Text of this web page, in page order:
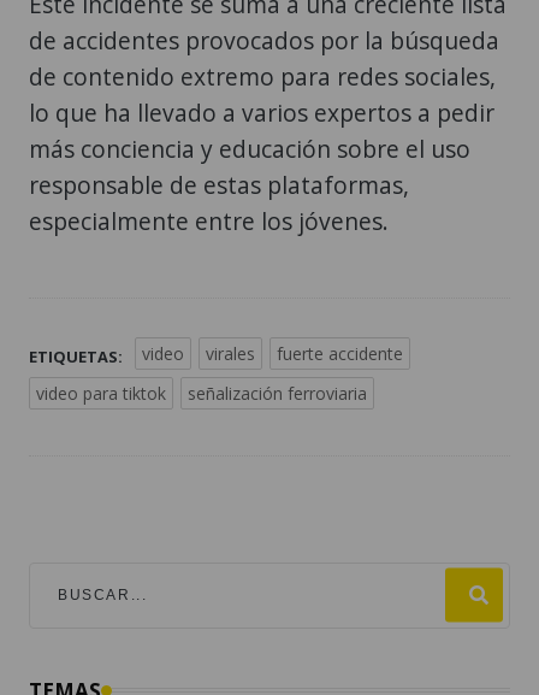
de accidentes provocados por la búsqueda
de contenido extremo para redes sociales,
lo que ha llevado a varios expertos a pedir
más conciencia y educación sobre el uso
responsable de estas plataformas,
especialmente entre los jóvenes.
ETIQUETAS: video virales
fuerte accidente
video para tiktok
señalización ferroviaria